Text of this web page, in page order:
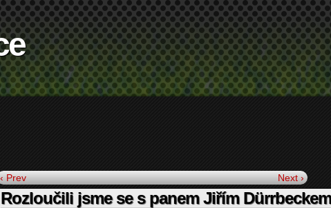
‹ Prev Next ›
Rozloučili jsme se s panem Jiřím Dürrbeckem